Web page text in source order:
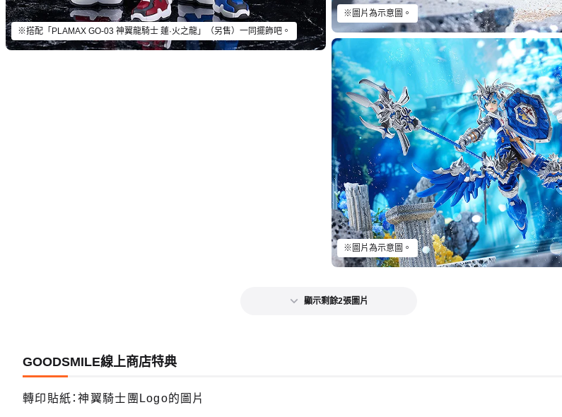
※搭配「PLAMAX GO-03 神翼龍騎士 蓮·火之龍」（另售）一同擺飾吧。
※圖片為示意圖。
※圖片為示意圖。
顯示剩餘2張圖片
GOODSMILE線上商店特典
轉印貼紙：神翼騎士團Logo的圖片